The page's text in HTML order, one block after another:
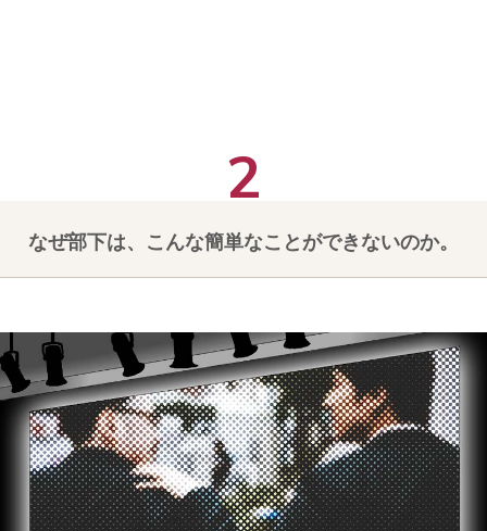
なぜ部下は、こんな簡単なことができないのか。